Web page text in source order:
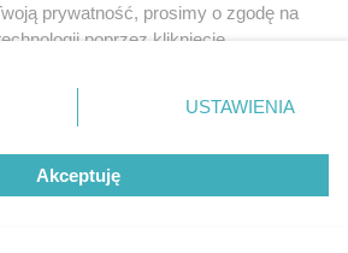
(na przykład z boazerią
otworu listwami czy
mocowana nad drzwiami.
i jadalni
prywatność, prosimy o zgodę na
poprzez kliknięcie
przycisk ustawień prywatności
dolnym rogu strony
danych nie wymagają zgody
prawo sprzeciwić się takiemu
będą miały zastosowanie tylko
USTAWIENIA
Akceptuję